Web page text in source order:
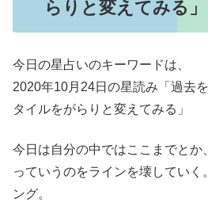
らりと変えてみる」
今日の星占いのキーワードは、
2020年10月24日の星読み「過去
タイルをがらりと変えてみる」
今日は自分の中ではここまでとか
っていうのをラインを壊していく
ング。